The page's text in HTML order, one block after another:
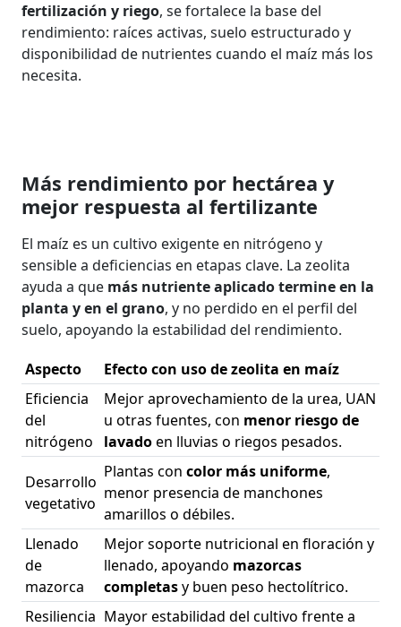
fertilización y riego, se fortalece la base del
rendimiento: raíces activas, suelo estructurado y
disponibilidad de nutrientes cuando el maíz más los
necesita.
Más rendimiento por hectárea y
mejor respuesta al fertilizante
El maíz es un cultivo exigente en nitrógeno y
sensible a deficiencias en etapas clave. La zeolita
ayuda a que más nutriente aplicado termine en la
planta y en el grano, y no perdido en el perfil del
suelo, apoyando la estabilidad del rendimiento.
Aspecto
Efecto con uso de zeolita en maíz
Eficiencia
del
nitrógeno
Mejor aprovechamiento de la urea, UAN
u otras fuentes, con menor riesgo de
lavadoen lluvias o riegos pesados.
Desarrollo
vegetativo
Plantas con color más uniforme,
menor presencia de manchones
amarillos o débiles.
Llenado
de
mazorca
Mejor soporte nutricional en floración y
llenado, apoyando mazorcas
completasy buen peso hectolítrico.
Resiliencia Mayor estabilidad del cultivo frente a